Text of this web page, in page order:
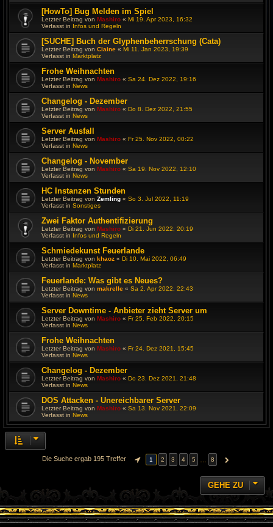
[HowTo] Bug Melden im Spiel
Letzter Beitrag von Mashiro « Mi 19. Apr 2023, 16:32
Verfasst in Infos und Regeln
[SUCHE] Buch der Glyphenbeherrschung (Cata)
Letzter Beitrag von Claine « Mi 11. Jan 2023, 19:39
Verfasst in Marktplatz
Frohe Weihnachten
Letzter Beitrag von Mashiro « Sa 24. Dez 2022, 19:16
Verfasst in News
Changelog - Dezember
Letzter Beitrag von Mashiro « Do 8. Dez 2022, 21:55
Verfasst in News
Server Ausfall
Letzter Beitrag von Mashiro « Fr 25. Nov 2022, 00:22
Verfasst in News
Changelog - November
Letzter Beitrag von Mashiro « Sa 19. Nov 2022, 12:10
Verfasst in News
HC Instanzen Stunden
Letzter Beitrag von Zemling « So 3. Jul 2022, 11:19
Verfasst in Sonstiges
Zwei Faktor Authentifizierung
Letzter Beitrag von Mashiro « Di 21. Jun 2022, 20:19
Verfasst in Infos und Regeln
Schmiedekunst Feuerlande
Letzter Beitrag von khaoz « Di 10. Mai 2022, 06:49
Verfasst in Marktplatz
Feuerlande: Was gibt es Neues?
Letzter Beitrag von makrelle « Sa 2. Apr 2022, 22:43
Verfasst in News
Server Downtime - Anbieter zieht Server um
Letzter Beitrag von Mashiro « Fr 25. Feb 2022, 20:15
Verfasst in News
Frohe Weihnachten
Letzter Beitrag von Mashiro « Fr 24. Dez 2021, 15:45
Verfasst in News
Changelog - Dezember
Letzter Beitrag von Mashiro « Do 23. Dez 2021, 21:48
Verfasst in News
DOS Attacken - Unereichbarer Server
Letzter Beitrag von Mashiro « Sa 13. Nov 2021, 22:09
Verfasst in News
Die Suche ergab 195 Treffer SEITE VON
1 2 3 4 5 8 NÄCHSTE
GEHE ZU